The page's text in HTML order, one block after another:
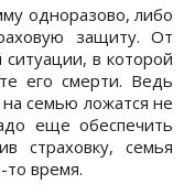
одноразово, либо
защиту. От
в которой
его смерти. Ведь
семью ложатся не
еще обеспечить
страховку, семья
то время.